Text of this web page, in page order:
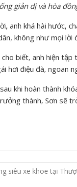
giản dị và hòa
anh khá hài hước,
không như mọi lời
cho biết, anh hiện
hơi điệu đà, ngoan
khi hoàn thành
thành, Sơn sẽ
siêu xe khoe tại